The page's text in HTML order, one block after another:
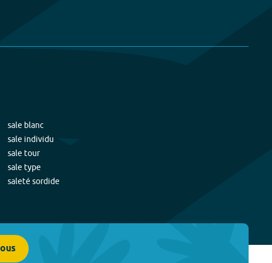
sale blanc
sale individu
sale tour
sale type
saleté sordide